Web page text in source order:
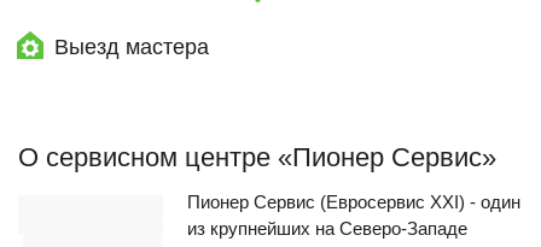
Выезд мастера
О сервисном центре «Пионер Сервис»
Пионер Сервис (Евросервис XXI) - один
из крупнейших на Северо-Западе